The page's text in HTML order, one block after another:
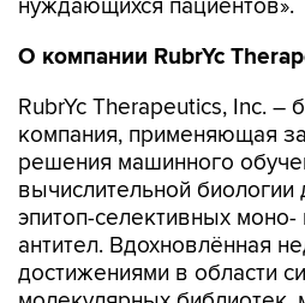
нуждающихся пациентов».
О компании RubrYc
RubrYc Therapeutics, Inc. –
компания, применяющая
решения машинного
вычислительной
эпитоп-селективных
антител. Вдохновлённая
достижениями в области